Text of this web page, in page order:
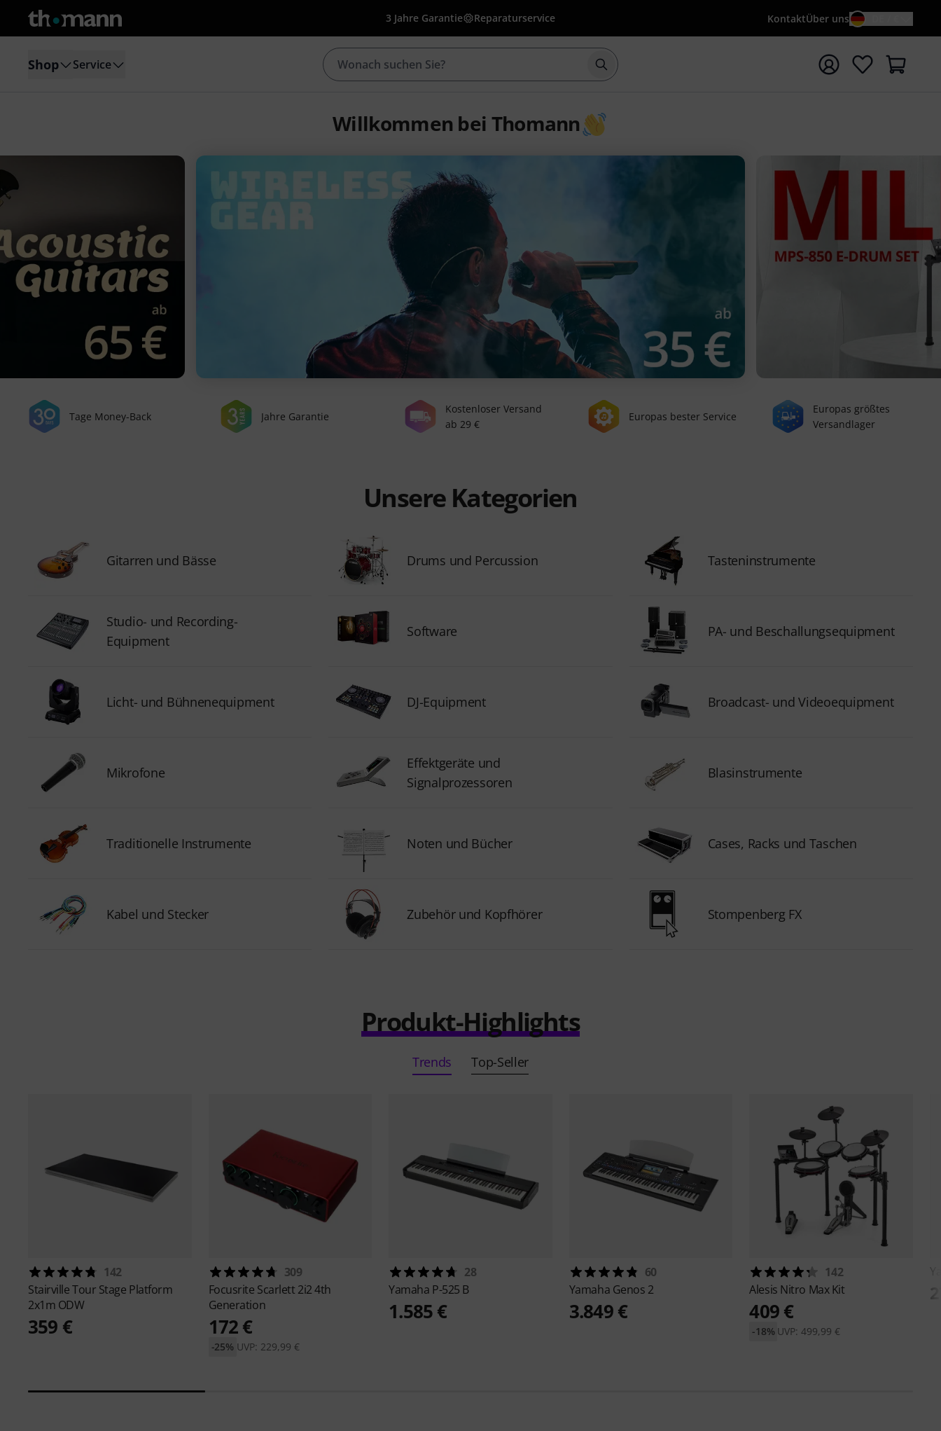
3 Jahre Garantie Reparaturservice KontaktÜber uns
Shop Service Suche mit Suchwort {searchTerm} starten
Willkommen bei Thomann
Tage Money-Back Jahre Garantie
Kostenloser Versand
ab 29 €
Europas bester Service
Europas größtes
Versandlager
Unsere Kategorien
Gitarren und Bässe Drums und Percussion Tasteninstrumente
Studio- und Recording-
Equipment
Software PA- und Beschallungsequipment
Licht- und Bühnenequipment DJ-Equipment Broadcast- und Videoequipment
Mikrofone
Effektgeräte und
Signalprozessoren
Blasinstrumente
Traditionelle Instrumente Noten und Bücher Cases, Racks und Taschen
Kabel und Stecker Zubehör und Kopfhörer Stompenberg FX
Produkt-Highlights
Trends Top-Seller
142
StairvilleTour Stage Platform
2x1m ODW
359 €
309
Focusrite Scarlett 2i2 4th
Generation
172 €
UVP: 229,99 €
-25%
28
Yamaha P-525 B
1.585 €
60
Yamaha Genos 2
3.849 €
142
Alesis Nitro Max Kit
409 €
UVP: 499,99 €
-18%